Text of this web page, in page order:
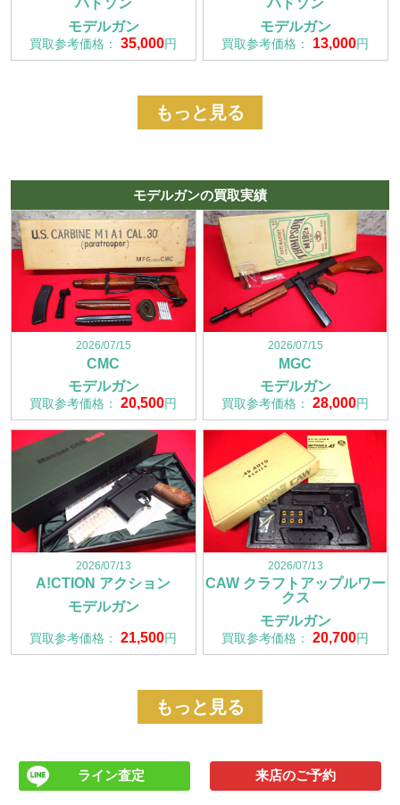
ハドソン
モデルガン
買取参考価格：35,000円
ハドソン
モデルガン
買取参考価格： 13,000円
もっと見る
モデルガンの買取実績
2026/07/15
CMC
モデルガン
買取参考価格：20,500円
2026/07/15
MGC
モデルガン
買取参考価格：28,000円
2026/07/13
A!CTION アクション
モデルガン
買取参考価格：21,500円
2026/07/13
CAW クラフトアップルワー
クス
モデルガン
買取参考価格：20,700円
もっと見る
ライン査定 来店のご予約